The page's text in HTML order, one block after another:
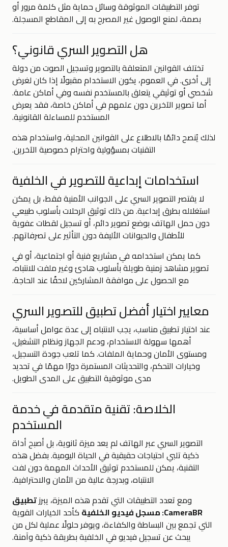
توفر التطبيقات الموثوقة وسائل حماية مثل كلمة مرور أو
بصمة، لمنع الوصول غير المصرح به إلى المقاطع المسجلة.
هل التصوير السري قانوني؟
تختلف القوانين المتعلقة بالتصوير وتسجيل الصوت من دولة
إلى أخرى. في العموم، يكون الاستخدام مقبولًا إذا كان لغرض
شخصي أو توثيقي يتعلق بالمستخدم نفسه وفي أماكن عامة.
أما تصوير الآخرين دون علمهم في أماكن خاصة، فقد يعرض
المستخدم للمساءلة القانونية.
لذلك يُنصح دائمًا بالاطلاع على القوانين المحلية، واستخدام هذه
التقنيات بمسؤولية واحترام خصوصية الآخرين.
استخدامات إبداعية للتصوير في الخلفية
لا يقتصر التصوير السري على الجوانب الأمنية فقط، بل يمكن
استغلاله بطرق إبداعية. من ذلك توثيق الرحلات بأسلوب طبيعي
دون حمل الهاتف بوضع تصوير دائم، أو تسجيل لقطات عفوية
للأطفال والحيوانات الأليفة دون التأثير على تصرفاتهم.
كما يمكن استخدامه في مشاريع فنية أو اجتماعية، أو في
تصوير مشاهد زمنية طويلة بأسلوب هادئ وغير ملفت للانتباه،
مع الحصول على موافقة المشاركين لاحقًا عند الحاجة.
معايير اختيار أفضل تطبيق للتصوير السري
عند اختيار تطبيق مناسب، يجب الانتباه إلى عدة عوامل أساسية،
أهمها سهولة الاستخدام، ودعم الجهاز ونظام التشغيل،
ومستوى الأمان وحماية الملفات. كما تلعب جودة التسجيل،
وخيارات التحكم، والتحديثات المستمرة دورًا مهمًا في تحديد
مدى موثوقية التطبيق على المدى الطويل.
الخلاصة: تقنية متقدمة في خدمة
المستخدم
التصوير السري عبر الهاتف لم يعد ميزة ثانوية، بل أصبح أداة
ذكية تلبي احتياجات حقيقية في الحياة اليومية. بفضل هذه
التقنية، يمكن للمستخدم توثيق الأحداث المهمة دون لفت
الانتباه، وبدرجة عالية من الأمان والاحترافية.
ومع تعدد التطبيقات التي تقدم هذه الميزة، يبرزتطبيق
CameraBR: مسجل فيديو الخلفية
كأحد الخيارات القوية
التي تجمع بين البساطة والكفاءة، ويوفر حلولًا عملية لكل من
يبحث عن تسجيل فيديو في الخلفية بطريقة ذكية وآمنة.